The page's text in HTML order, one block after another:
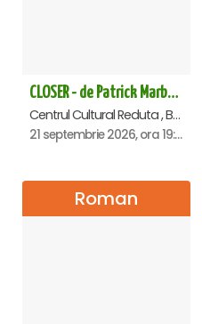
CLOSER - de Patrick Marber - Premiera - Brasov
Centrul Cultural Reduta , Brasov
21 septembrie 2026, ora 19:00
Roman